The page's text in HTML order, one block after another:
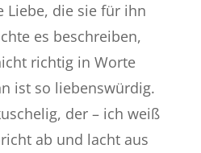
Liebe, die sie für ihn
es beschreiben,
richtig in Worte
ist so liebenswürdig.
der – ich weiß
ab und lacht aus